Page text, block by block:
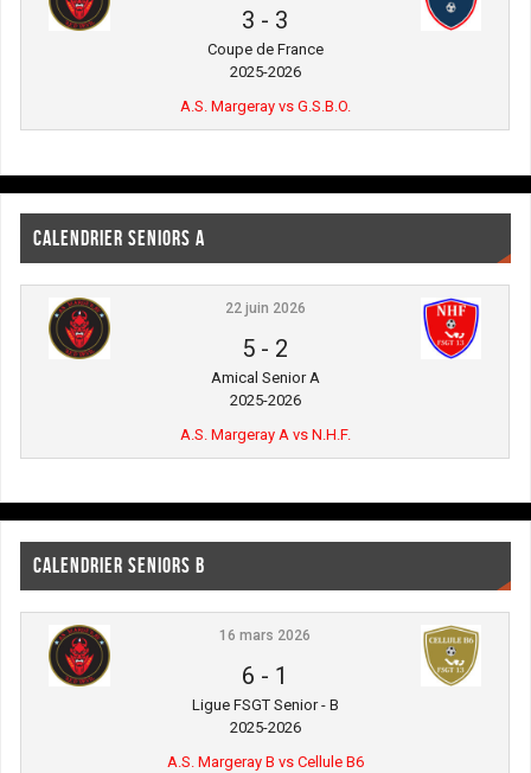
3 - 3
Coupe de France
2025-2026
A.S. Margeray vs G.S.B.O.
CALENDRIER SENIORS A
22 juin 2026
5 - 2
Amical Senior A
2025-2026
A.S. Margeray A vs N.H.F.
CALENDRIER SENIORS B
16 mars 2026
6 - 1
Ligue FSGT Senior - B
2025-2026
A.S. Margeray B vs Cellule B6